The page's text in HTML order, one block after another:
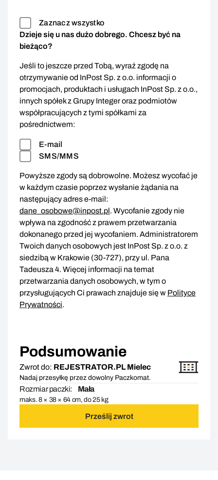
Zaznacz wszystko
Dzieje się u nas dużo dobrego. Chcesz być na
bieżąco?
Jeśli to jeszcze przed Tobą, wyraź zgodę na
otrzymywanie od InPost Sp. z o.o. informacji o
promocjach, produktach i usługach InPost Sp. z o.o.,
innych spółek z Grupy Integer oraz podmiotów
współpracujących z tymi spółkami za
pośrednictwem:
E-mail
SMS/MMS
Powyższe zgody są dobrowolne. Możesz wycofać je
w każdym czasie poprzez wysłanie żądania na
następujący adres e-mail:
dane_osobowe@inpost.pl. Wycofanie zgody nie
wpływa na zgodność z prawem przetwarzania
dokonanego przed jej wycofaniem. Administratorem
Twoich danych osobowych jest InPost Sp. z o.o. z
siedzibą w Krakowie (30-727), przy ul. Pana
Tadeusza 4. Więcej informacji na temat
przetwarzania danych osobowych, w tym o
przysługujących Ci prawach znajduje się w Polityce
Prywatności.
Podsumowanie
Zwrot do: REJESTRATOR.PL Mielec
Nadaj przesyłkę przez dowolny Paczkomat.
Rozmiar paczki: Mała
maks. 8 × 38 × 64 cm, do 25 kg
Prześlij zwrot